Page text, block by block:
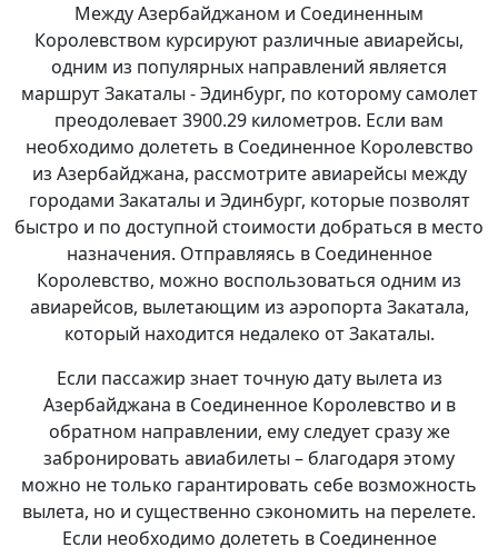
Между Азербайджаном и Соединенным
Королевством курсируют различные авиарейсы,
одним из популярных направлений является
маршрут Закаталы - Эдинбург, по которому самолет
преодолевает 3900.29 километров. Если вам
необходимо долететь в Соединенное Королевство
из Азербайджана, рассмотрите авиарейсы между
городами Закаталы и Эдинбург, которые позволят
быстро и по доступной стоимости добраться в место
назначения. Отправляясь в Соединенное
Королевство, можно воспользоваться одним из
авиарейсов, вылетающим из аэропорта Закатала,
который находится недалеко от Закаталы.
Если пассажир знает точную дату вылета из
Азербайджана в Соединенное Королевство и в
обратном направлении, ему следует сразу же
забронировать авиабилеты – благодаря этому
можно не только гарантировать себе возможность
вылета, но и существенно сэкономить на перелете.
Если необходимо долететь в Соединенное